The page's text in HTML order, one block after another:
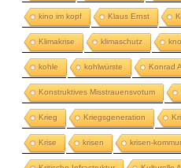
kino im kopf Klaus Ernst
Klimakrise klimaschutz
kohle kohlwürste Konrad
Konstruktives Misstrauensvotum
Krieg Kriegsgeneration
Krise krisen krisen-